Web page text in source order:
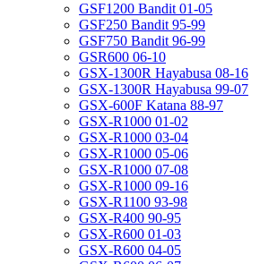
GSF1200 Bandit 01-05
GSF250 Bandit 95-99
GSF750 Bandit 96-99
GSR600 06-10
GSX-1300R Hayabusa 08-16
GSX-1300R Hayabusa 99-07
GSX-600F Katana 88-97
GSX-R1000 01-02
GSX-R1000 03-04
GSX-R1000 05-06
GSX-R1000 07-08
GSX-R1000 09-16
GSX-R1100 93-98
GSX-R400 90-95
GSX-R600 01-03
GSX-R600 04-05